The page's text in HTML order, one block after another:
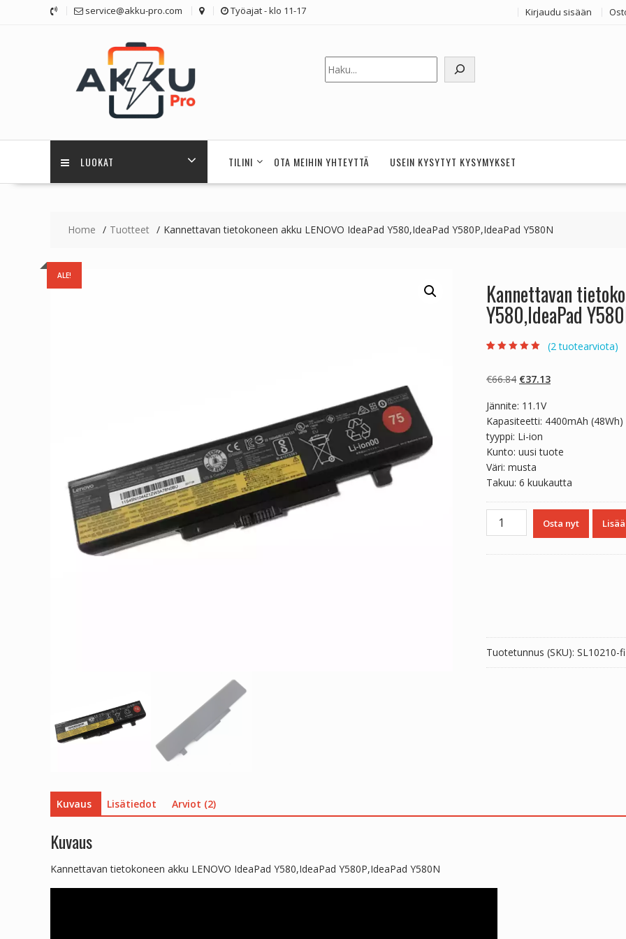
service@akku-pro.com Työajat - klo 11-17 Kirjaudu sisään
Etsi
LUOKAT TILINI OTA MEIHIN YHTEYTTÄ USEIN KYSYTYT KYSYMYKSET
Home Tuotteet Kannettavan tietokoneen akku LENOVO IdeaPad Y580,IdeaPad Y580P,IdeaPad Y580N
ALE!
Kannettavan
Y580,IdeaPad
perustuen
asiakkaan
(2 tuotearviota)
€66.84 Alkuperäinen
oli:
€66.84.
€37.13Nykyinen
€37.13.
Jännite: 11.1V
Kapasiteetti: 4400mAh (48Wh)
tyyppi: Li-ion
Kunto: uusi tuote
Väri: musta
Takuu: 6 kuukautta
Kannettavan
määrä
Osta nyt
Tuotetunnus (SKU): SL10210-
Kuvaus Lisätiedot Arviot (2)
Kuvaus
Kannettavan tietokoneen akku LENOVO IdeaPad Y580,IdeaPad Y580P,IdeaPad Y580N